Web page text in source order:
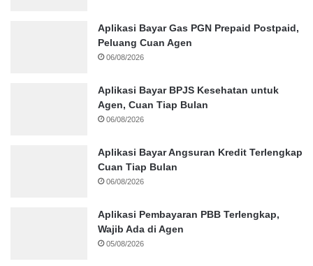
Aplikasi Bayar Gas PGN Prepaid Postpaid,
Peluang Cuan Agen
06/08/2026
Aplikasi Bayar BPJS Kesehatan untuk
Agen, Cuan Tiap Bulan
06/08/2026
Aplikasi Bayar Angsuran Kredit Terlengkap
Cuan Tiap Bulan
06/08/2026
Aplikasi Pembayaran PBB Terlengkap,
Wajib Ada di Agen
05/08/2026